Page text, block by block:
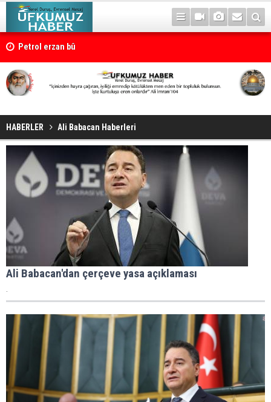
Petrol erzan bû
HABERLER Ali Babacan Haberleri
Ali Babacan'dan çerçeve yasa açıklaması
.